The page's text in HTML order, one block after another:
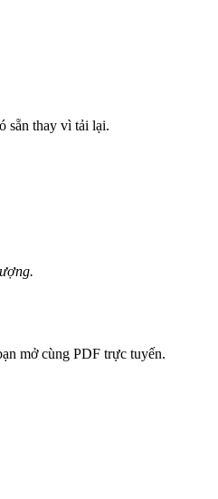
sẵn thay vì tải lại.
mở cùng PDF trực tuyến.